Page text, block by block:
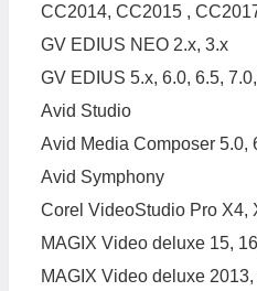
CC2014, CC2015 ,
GV EDIUS NEO 2.x, 3.x
GV EDIUS 5.x, 6.0, 6.5,
Avid Studio
Avid Media Composer 5.0,
Avid Symphony
Corel VideoStudio Pro X4,
MAGIX Video deluxe 15,
MAGIX Video deluxe